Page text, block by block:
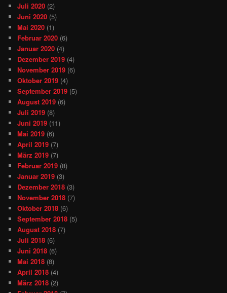
Juli 2020 (2)
Juni 2020 (5)
Mai 2020 (1)
Februar 2020 (6)
Januar 2020 (4)
Dezember 2019 (4)
November 2019 (6)
Oktober 2019 (4)
September 2019 (5)
August 2019 (6)
Juli 2019 (8)
Juni 2019 (11)
Mai 2019 (6)
April 2019 (7)
März 2019 (7)
Februar 2019 (8)
Januar 2019 (3)
Dezember 2018 (3)
November 2018 (7)
Oktober 2018 (6)
September 2018 (5)
August 2018 (7)
Juli 2018 (6)
Juni 2018 (6)
Mai 2018 (8)
April 2018 (4)
März 2018 (2)